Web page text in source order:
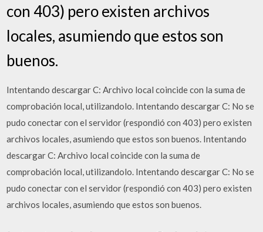
con 403) pero existen archivos
locales, asumiendo que estos son
buenos.
Intentando descargar C: Archivo local coincide con la suma de
comprobación local, utilizandolo. Intentando descargar C: No se
pudo conectar con el servidor (respondió con 403) pero existen
archivos locales, asumiendo que estos son buenos. Intentando
descargar C: Archivo local coincide con la suma de
comprobación local, utilizandolo. Intentando descargar C: No se
pudo conectar con el servidor (respondió con 403) pero existen
archivos locales, asumiendo que estos son buenos.